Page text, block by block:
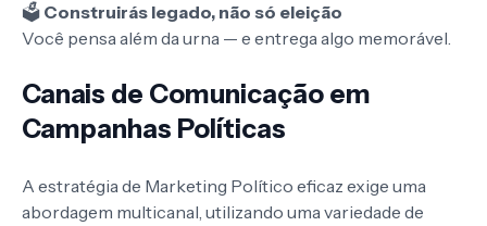
🗳️ Construirás legado, não só eleição
Você pensa além da urna — e entrega algo memorável.
Canais de Comunicação em
Campanhas Políticas
A estratégia de Marketing Político eficaz exige uma
abordagem multicanal, utilizando uma variedade de